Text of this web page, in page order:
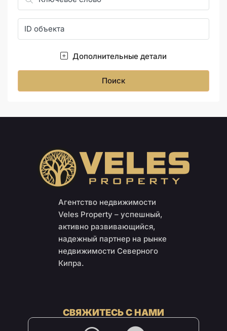
Дополнительные детали
Поиск
Агентство недвижимости
Veles Property – успешный,
активно развивающийся,
надежный партнер на рынке
недвижимости Северного
Кипра.
СВЯЖИТЕСЬ С НАМИ